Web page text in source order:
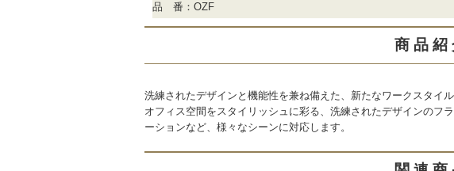
品 番：OZF
商 品 紹
洗練されたデザインと機能性を兼ね備えた、新たなワークスタイ
オフィス空間をスタイリッシュに彩る、洗練されたデザインのフ
ーションなど、様々なシーンに対応します。